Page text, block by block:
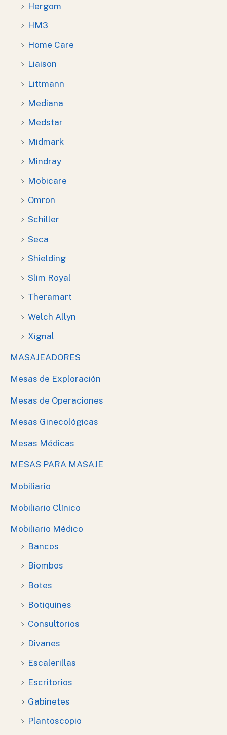
Hergom
HM3
Home Care
Liaison
Littmann
Mediana
Medstar
Midmark
Mindray
Mobicare
Omron
Schiller
Seca
Shielding
Slim Royal
Theramart
Welch Allyn
Xignal
MASAJEADORES
Mesas de Exploración
Mesas de Operaciones
Mesas Ginecológicas
Mesas Médicas
MESAS PARA MASAJE
Mobiliario
Mobiliario Clínico
Mobiliario Médico
Bancos
Biombos
Botes
Botiquines
Consultorios
Divanes
Escalerillas
Escritorios
Gabinetes
Plantoscopio